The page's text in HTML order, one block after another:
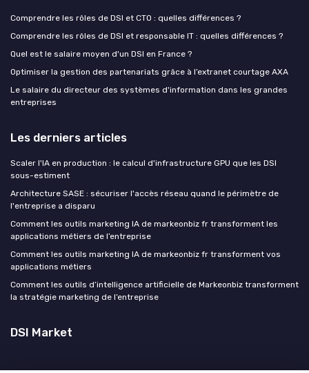
Comprendre les rôles de DSI et CTO : quelles différences ?
Comprendre les rôles de DSI et responsable IT : quelles différences ?
Quel est le salaire moyen d'un DSI en France ?
Optimiser la gestion des partenariats grâce à l’extranet courtage AXA
Le salaire du directeur des systèmes d'information dans les grandes
entreprises
Les derniers articles
Scaler l'IA en production : le calcul d'infrastructure GPU que les DSI
sous-estiment
Architecture SASE : sécuriser l'accès réseau quand le périmètre de
l'entreprise a disparu
Comment les outils marketing IA de markeonbiz fr transforment les
applications métiers de l’entreprise
Comment les outils marketing IA de markeonbiz fr transforment vos
applications métiers
Comment les outils d’intelligence artificielle de Markeonbiz transforment
la stratégie marketing de l’entreprise
DSI Market